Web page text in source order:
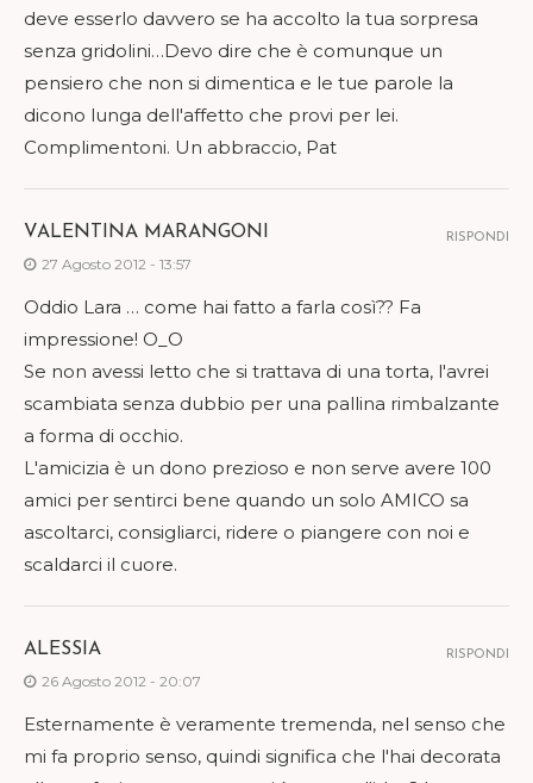
deve esserlo davvero se ha accolto la tua sorpresa
senza gridolini…Devo dire che è comunque un
pensiero che non si dimentica e le tue parole la
dicono lunga dell'affetto che provi per lei.
Complimentoni. Un abbraccio, Pat
VALENTINA MARANGONI
27 Agosto 2012 - 13:57
Oddio Lara … come hai fatto a farla così?? Fa
impressione! O_O
Se non avessi letto che si trattava di una torta, l'avrei
scambiata senza dubbio per una pallina rimbalzante
a forma di occhio.
L'amicizia è un dono prezioso e non serve avere 100
amici per sentirci bene quando un solo AMICO sa
ascoltarci, consigliarci, ridere o piangere con noi e
scaldarci il cuore.
RISPONDI
ALESSIA
26 Agosto 2012 - 20:07
Esternamente è veramente tremenda, nel senso che
mi fa proprio senso, quindi significa che l'hai decorata
RISPONDI